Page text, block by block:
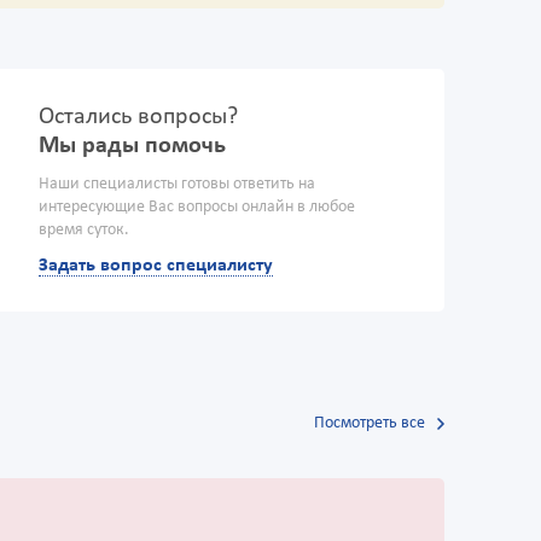
Остались вопросы?
Мы рады помочь
Наши специалисты готовы ответить на
интересующие Вас вопросы онлайн в любое
время суток.
Задать вопрос специалисту
Посмотреть все